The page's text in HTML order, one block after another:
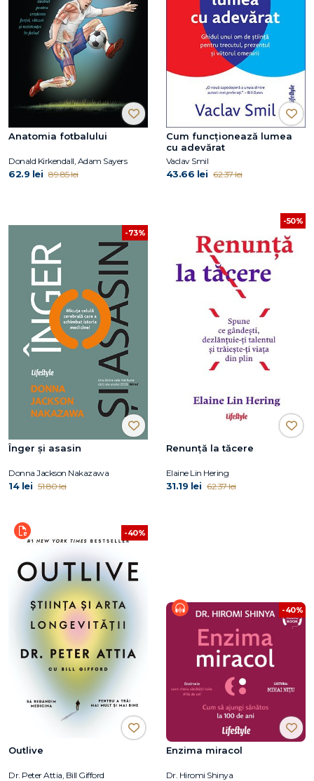
Anatomia fotbalului
Donald Kirkendall, Adam Sayers
62.9 lei 89.85 lei
Cum funcționează lumea
cu adevărat
Vaclav Smil
43.66 lei 62.37 lei
-73%
Înger și asasin
Donna Jackson Nakazawa
14 lei 51.80 lei
-50%
Renunță la tăcere
Elaine Lin Hering
31.19 lei 62.37 lei
-40%
Outlive
Dr. Peter Attia, Bill Gifford
-40%
Enzima miracol
Dr. Hiromi Shinya